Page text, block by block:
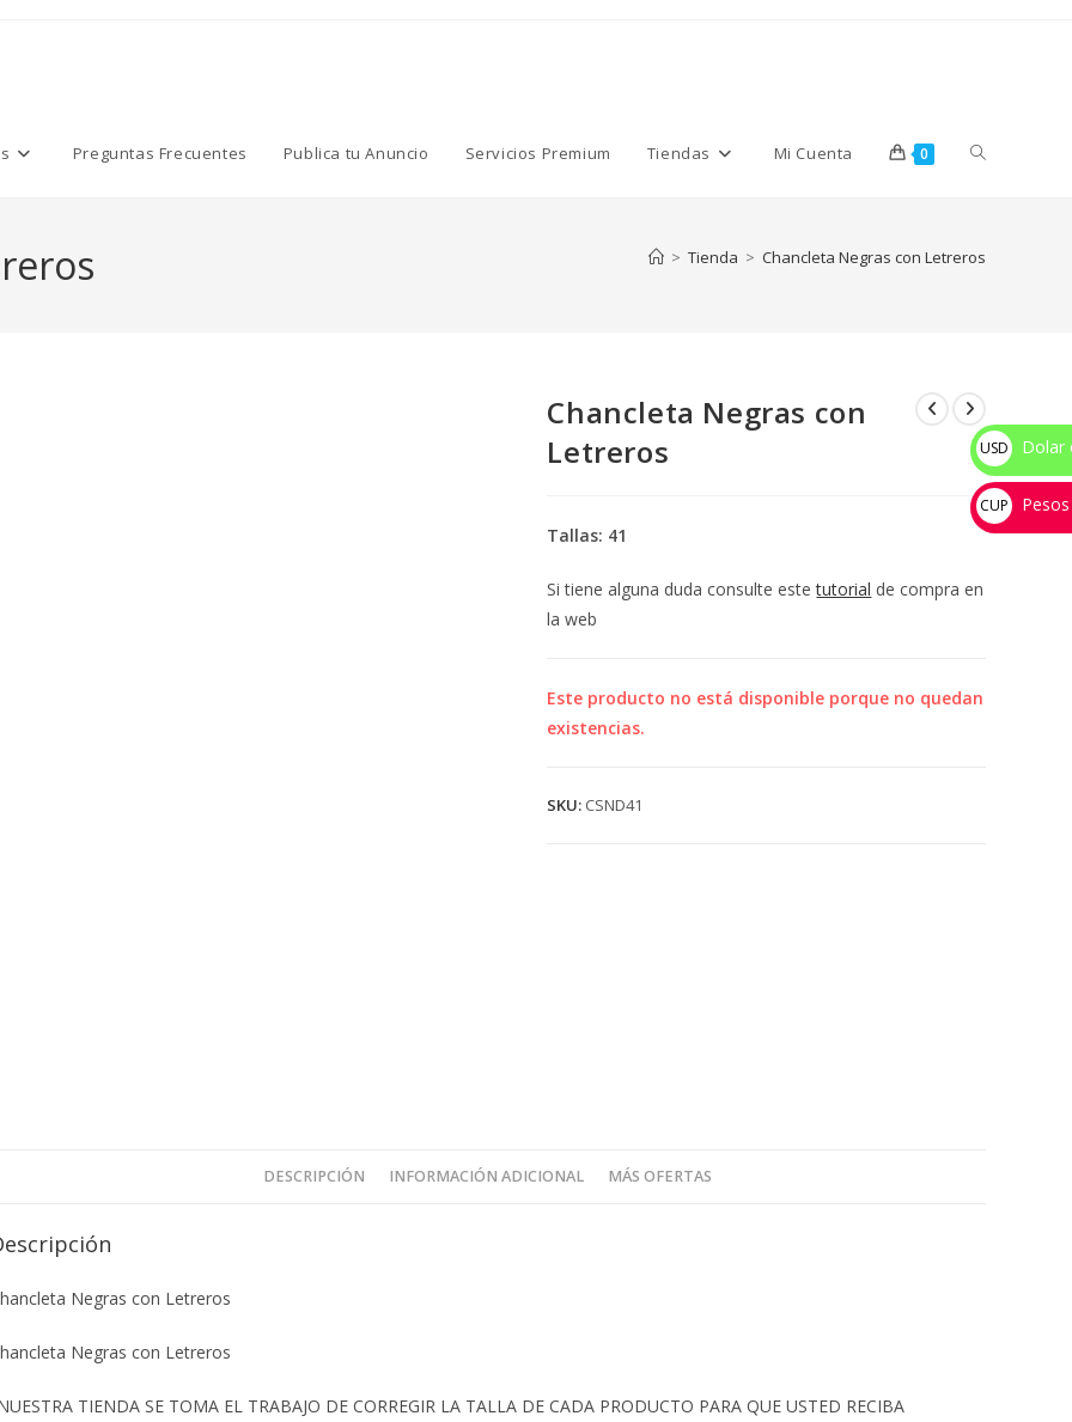
Preguntas Frecuentes Publica tu Anuncio Servicios Premium Tiendas Mi Cuenta 0 Alternar
la
web
> Tienda > Chancleta Negras con Letreros
Chancleta Negras con
Letreros
Tallas: 41
Si tiene alguna duda consulte estetutorial de compra en
la web
Este producto no está disponible porque no quedan
existencias.
SKU: CSND41
DESCRIPCIÓN INFORMACIÓN ADICIONAL MÁS OFERTAS
Negras con Letreros
Negras con Letreros
TIENDA SE TOMA EL TRABAJO DE CORREGIR LA TALLA DE CADA PRODUCTO PARA QUE USTED RECIBA
USD
$
Dolar
CUP
💰
Pesos